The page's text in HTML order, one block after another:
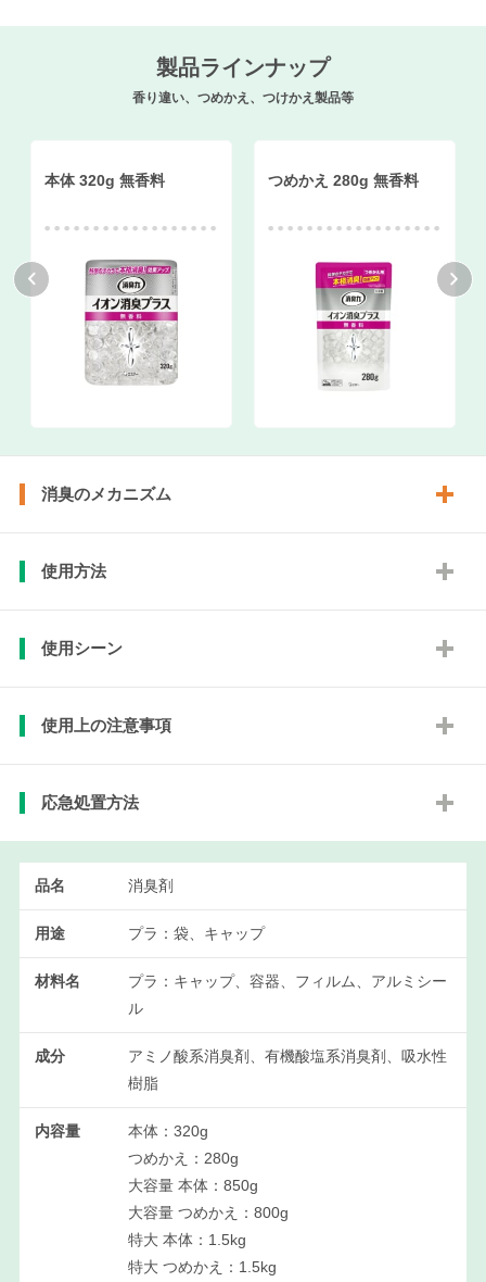
製品ラインナップ
香り違い、つめかえ、つけかえ製品等
本体 320g 無香料 つめかえ 280g 無香料
消臭のメカニズム
使用方法
使用シーン
使用上の注意事項
応急処置方法
品名 消臭剤
用途 プラ：袋、キャップ
材料名
プラ：キャップ、容器、フィルム、アルミシー
ル
成分
アミノ酸系消臭剤、有機酸塩系消臭剤、吸水性
樹脂
内容量
本体：320g
つめかえ：280g
大容量 本体：850g
大容量 つめかえ：800g
特大 本体：1.5kg
特大 つめかえ：1.5kg